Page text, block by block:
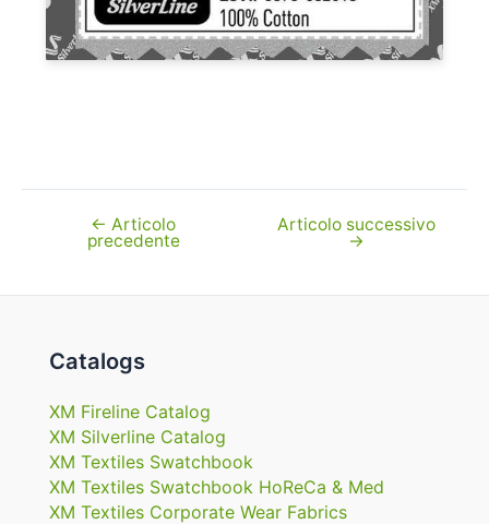
Navigazione
← Articolo
precedente
Articolo successivo
→
Catalogs
XM Fireline Catalog
XM Silverline Catalog
XM Textiles Swatchbook
XM Textiles Swatchbook HoReCa & Med
XM Textiles Corporate Wear Fabrics